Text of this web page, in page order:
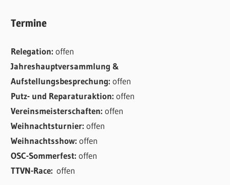
Termine
Relegation:offen
Jahreshauptversammlung &
Aufstellungsbesprechung:offen
Putz- und Reparaturaktion:offen
Vereinsmeisterschaften:offen
Weihnachtsturnier:offen
Weihnachtsshow:offen
OSC-Sommerfest:offen
TTVN-Race:offen